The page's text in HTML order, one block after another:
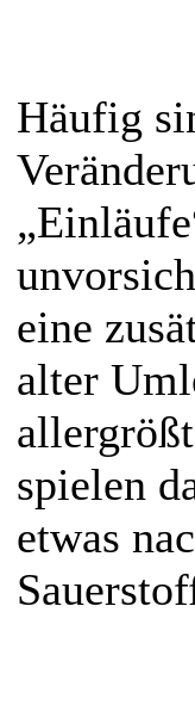
Häufig
eine
alter
spielen
etwas